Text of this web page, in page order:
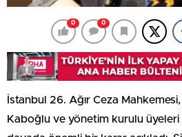
0 0
İstanbul 26. Ağır Ceza
Kaboğlu ve yönetim kurulu üyeleri